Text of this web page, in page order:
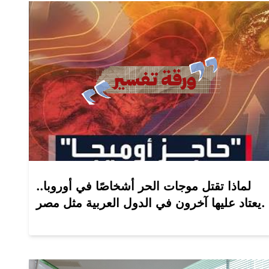
لماذا تقتل موجات الحر أشخاصًا في أوروبا..
يعتاد عليها آخرون في الدول العربية مثل مصر.